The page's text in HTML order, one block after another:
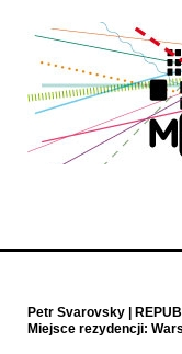
Petr Svarovsky |
Miejsce rezydencji: